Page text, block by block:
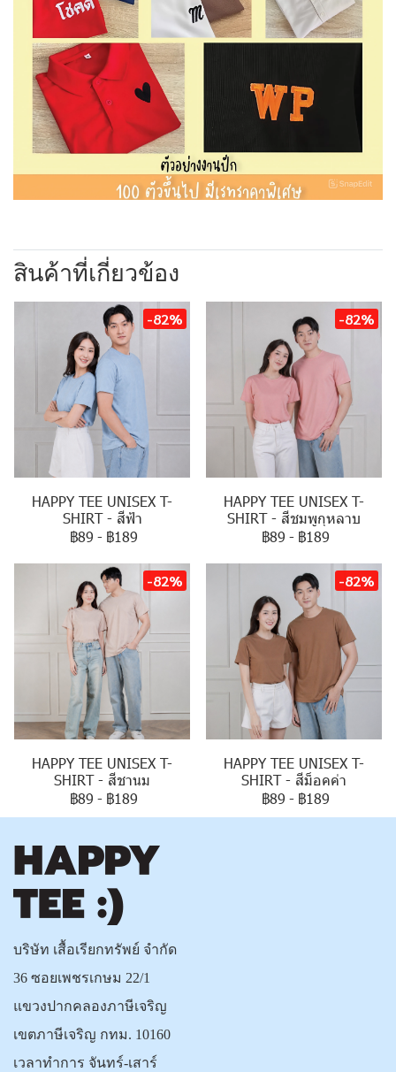
สินค้าที่เกี่ยวข้อง
-82%
HAPPY TEE UNISEX T-
SHIRT - สีฟ้า
฿89 - ฿189
-82%
HAPPY TEE UNISEX T-
SHIRT - สีชมพูกุหลาบ
฿89 - ฿189
-82%
HAPPY TEE UNISEX T-
SHIRT - สีชานม
฿89 - ฿189
-82%
HAPPY TEE UNISEX T-
SHIRT - สีม็อคค่า
฿89 - ฿189
บริษัท เสื้อเรียกทรัพย์ จำกัด
36 ซอยเพชรเกษม 22/1
แขวงปากคลองภาษีเจริญ
เขตภาษีเจริญ กทม. 10160
เวลาทำการ จันทร์-เสาร์